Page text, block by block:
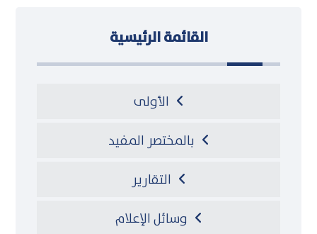
القائمة الرئيسية
الأولى
بالمختصر المفيد
التقارير
وسائل الإعلام